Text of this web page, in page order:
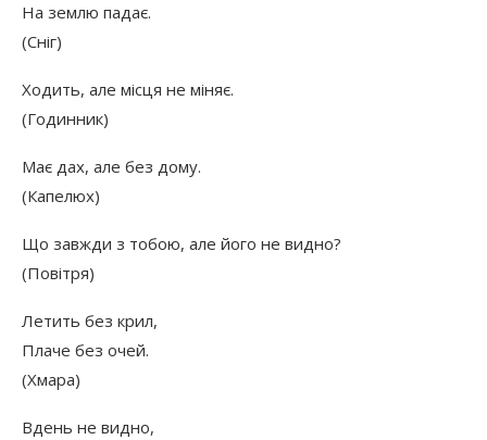
На землю падає.
(Сніг)
Ходить, але місця не міняє.
(Годинник)
Має дах, але без дому.
(Капелюх)
Що завжди з тобою, але його не видно?
(Повітря)
Летить без крил,
Плаче без очей.
(Хмара)
Вдень не видно,